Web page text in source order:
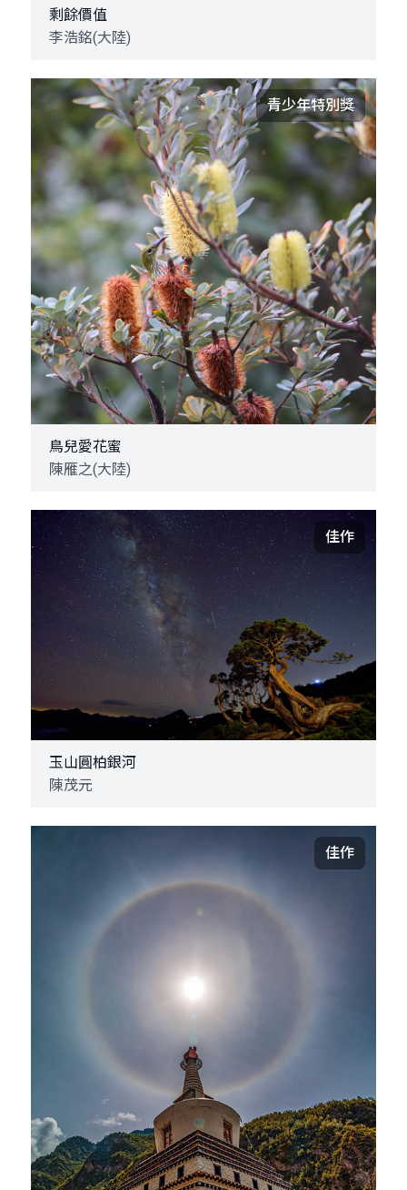
剩餘價值
李浩銘(大陸)
青少年特別獎
鳥兒愛花蜜
陳雁之(大陸)
佳作
玉山圓柏銀河
陳茂元
佳作